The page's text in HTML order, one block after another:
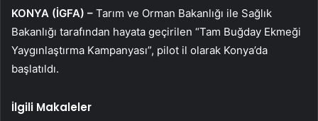
KONYA (İGFA) – Tarım ve Orman Bakanlığı ile Sağlık
Bakanlığı tarafından hayata geçirilen “Tam Buğday Ekmeği
Yaygınlaştırma Kampanyası”, pilot il olarak Konya’da
başlatıldı.
İlgili Makaleler